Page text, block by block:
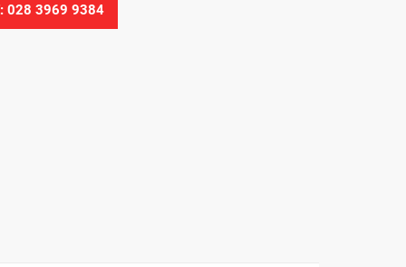
028 3969 9384